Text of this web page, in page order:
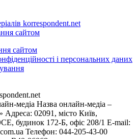
korrespondent.net
сайтом
сайтом
і персональних даних
медіа Назва онлайн-медіа –
Адреса: 02091, місто Київ,
будинок 172-Б, офіс 208/1 E-mail:
Телефон: 044-205-43-00